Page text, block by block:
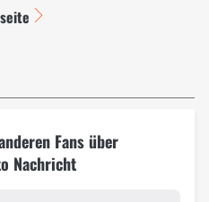
Fans über
Nachricht